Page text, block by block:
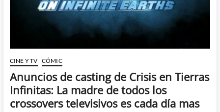
CINE Y TV CÓMIC
Anuncios de casting de Crisis en Tierras
Infinitas: La madre de todos los
crossovers televisivos es cada día mas